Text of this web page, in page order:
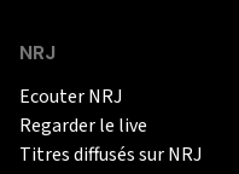
NRJ
Ecouter NRJ
Regarder le live
Titres diffusés sur NRJ